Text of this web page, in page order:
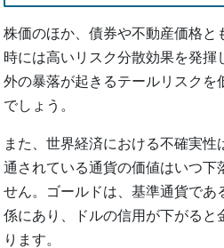
株価のほか、債券や不動産価格と
時には高いリスク分散効果を発揮
外の暴落が起きるテールリスクを
でしょう。
また、世界経済における不確実
通されている通貨の価値はいつ下
せん。ゴールドは、基準通貨であ
係にあり、ドルの信用が下がると
ります。